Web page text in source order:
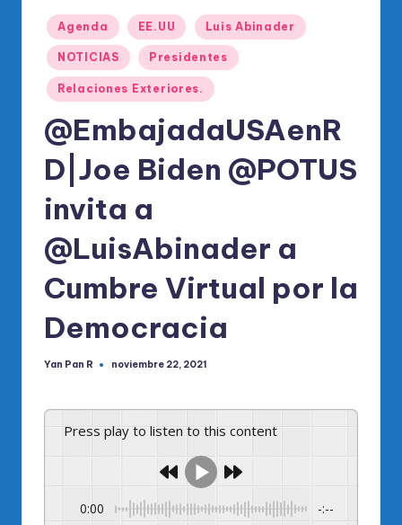
di
O
ci
al
el
P
M
Publicado
en
Agenda EE.UU Luis Abinader
NOTICIAS Presidentes
Relaciones Exteriores.
@EmbajadaUSAenR
D|Joe Biden @POTUS
invita a
@LuisAbinader a
Cumbre Virtual por la
Democracia
Publicado
Yan Pan R noviembre 22, 2021
Press play to listen to this content
0:00 -:--